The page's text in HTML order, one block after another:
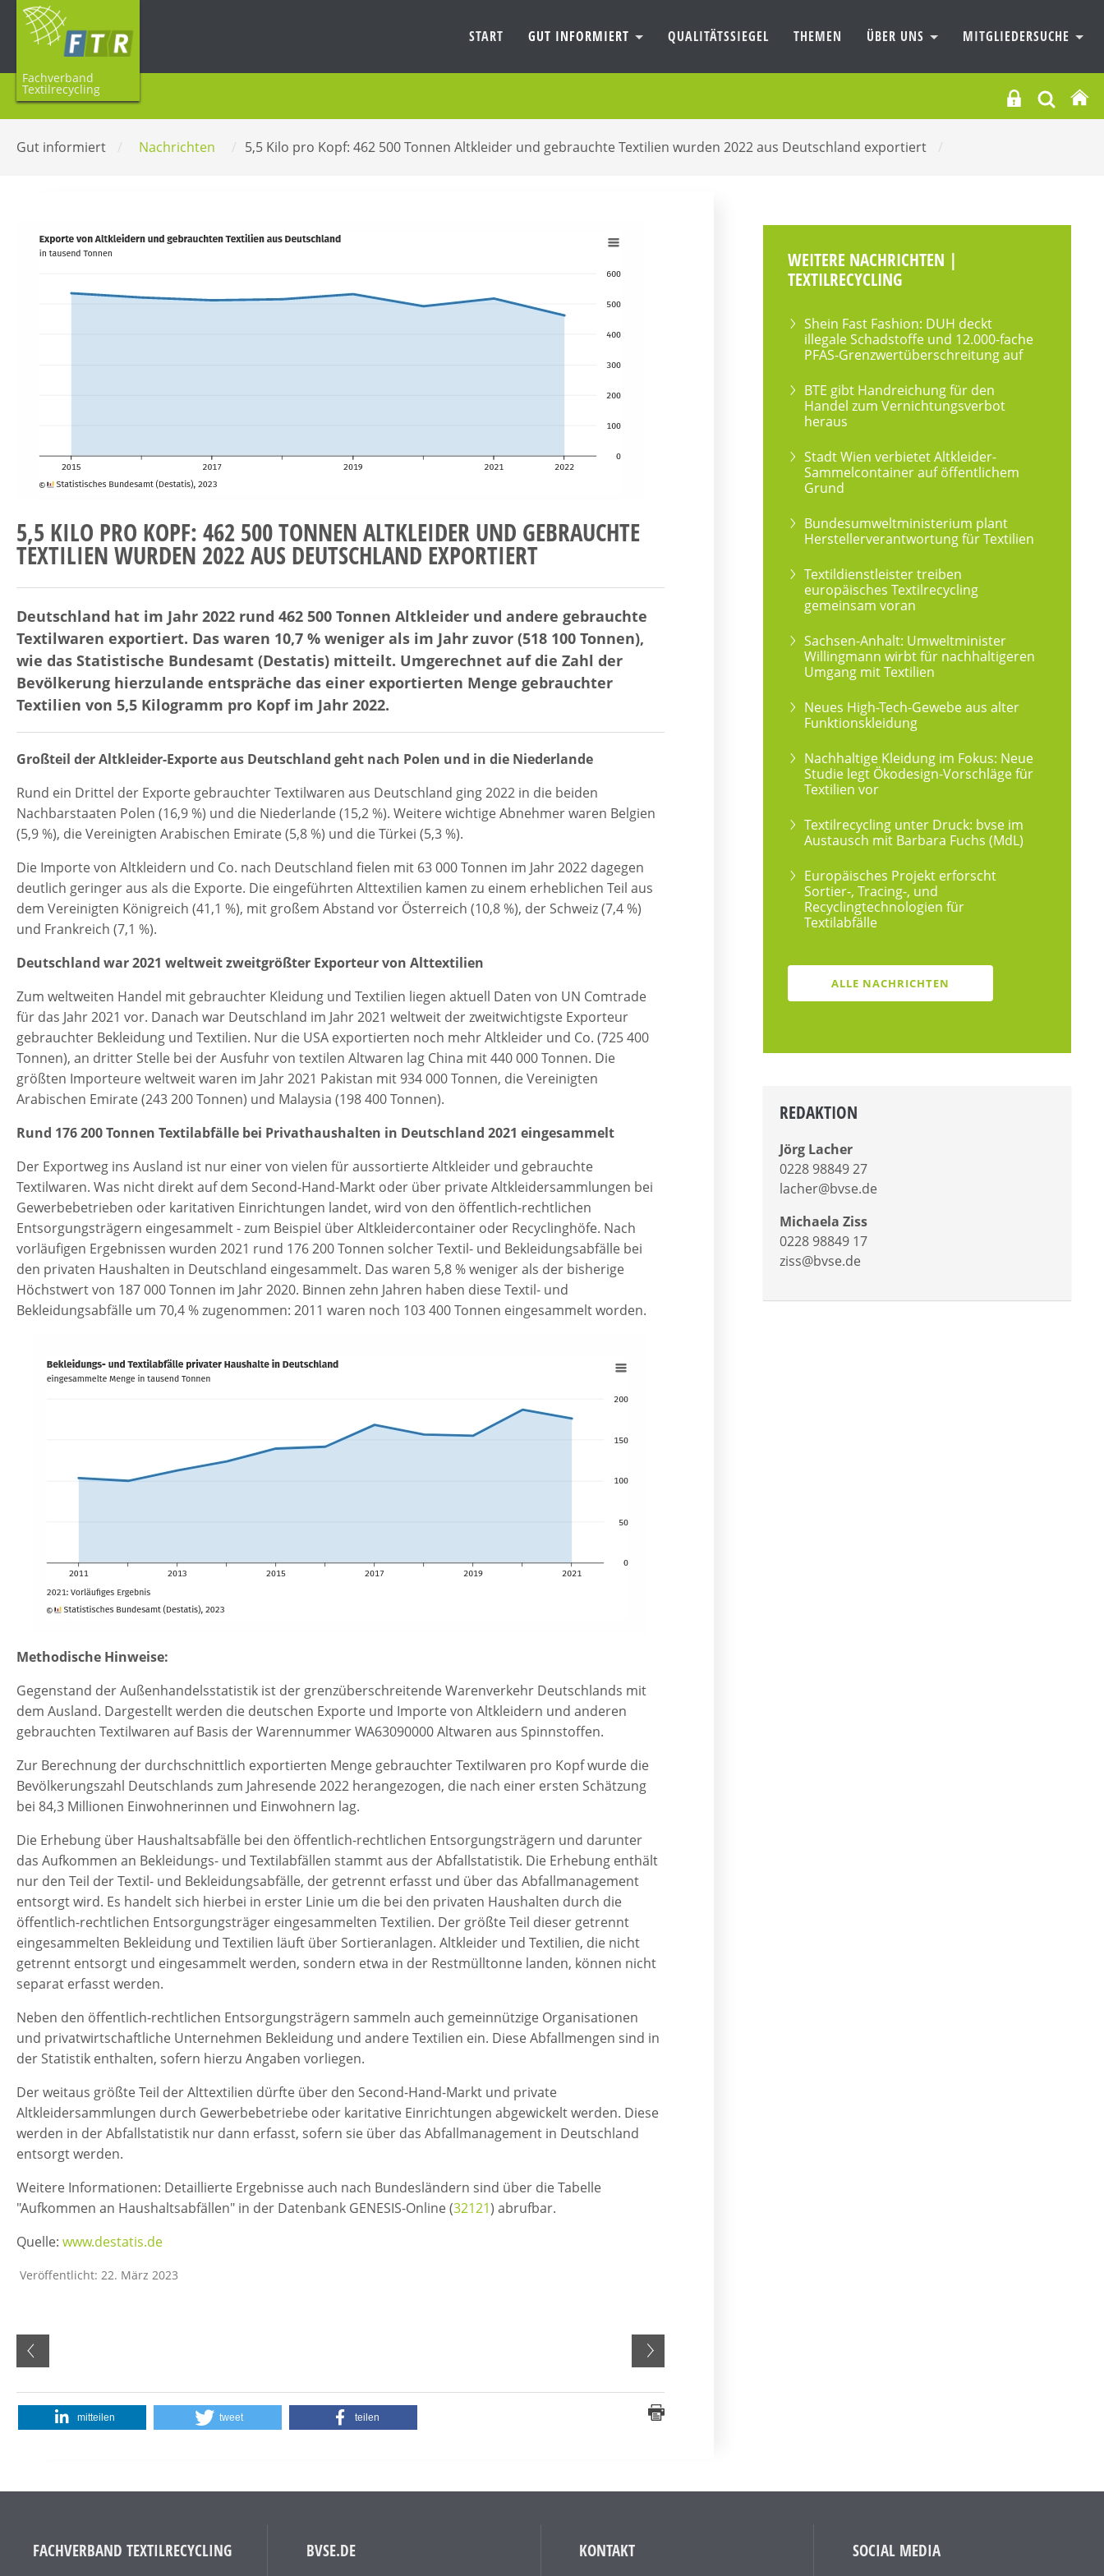
Fachverband
Textilrecycling
START GUT INFORMIERT QUALITÄTSSIEGEL THEMEN ÜBER UNS MITGLIEDERSUCHE
Gut informiert / Nachrichten / 5,5 Kilo pro Kopf: 462 500 Tonnen Altkleider und gebrauchte Textilien wurden 2022 aus Deutschland exportiert /
5,5 KILO PRO KOPF: 462 500 TONNEN ALTKLEIDER UND GEBRAUCHTE
TEXTILIEN WURDEN 2022 AUS DEUTSCHLAND EXPORTIERT
Deutschland hat im Jahr 2022 rund 462 500 Tonnen Altkleider und andere gebrauchte
Textilwaren exportiert. Das waren 10,7 % weniger als im Jahr zuvor (518 100 Tonnen),
wie das Statistische Bundesamt (Destatis) mitteilt. Umgerechnet auf die Zahl der
Bevölkerung hierzulande entspräche das einer exportierten Menge gebrauchter
Textilien von 5,5 Kilogramm pro Kopf im Jahr 2022.
Großteil der Altkleider-Exporte aus Deutschland geht nach Polen und in die Niederlande
Rund ein Drittel der Exporte gebrauchter Textilwaren aus Deutschland ging 2022 in die beiden
Nachbarstaaten Polen (16,9 %) und die Niederlande (15,2 %). Weitere wichtige Abnehmer waren Belgien
(5,9 %), die Vereinigten Arabischen Emirate (5,8 %) und die Türkei (5,3 %).
Die Importe von Altkleidern und Co. nach Deutschland fielen mit 63 000 Tonnen im Jahr 2022 dagegen
deutlich geringer aus als die Exporte. Die eingeführten Alttextilien kamen zu einem erheblichen Teil aus
dem Vereinigten Königreich (41,1 %), mit großem Abstand vor Österreich (10,8 %), der Schweiz (7,4 %)
und Frankreich (7,1 %).
Deutschland war 2021 weltweit zweitgrößter Exporteur von Alttextilien
Zum weltweiten Handel mit gebrauchter Kleidung und Textilien liegen aktuell Daten von UN Comtrade
für das Jahr 2021 vor. Danach war Deutschland im Jahr 2021 weltweit der zweitwichtigste Exporteur
gebrauchter Bekleidung und Textilien. Nur die USA exportierten noch mehr Altkleider und Co. (725 400
Tonnen), an dritter Stelle bei der Ausfuhr von textilen Altwaren lag China mit 440 000 Tonnen. Die
größten Importeure weltweit waren im Jahr 2021 Pakistan mit 934 000 Tonnen, die Vereinigten
Arabischen Emirate (243 200 Tonnen) und Malaysia (198 400 Tonnen).
Rund 176 200 Tonnen Textilabfälle bei Privathaushalten in Deutschland 2021 eingesammelt
Der Exportweg ins Ausland ist nur einer von vielen für aussortierte Altkleider und gebrauchte
Textilwaren. Was nicht direkt auf dem Second-Hand-Markt oder über private Altkleidersammlungen bei
Gewerbebetrieben oder karitativen Einrichtungen landet, wird von den öffentlich-rechtlichen
Entsorgungsträgern eingesammelt - zum Beispiel über Altkleidercontainer oder Recyclinghöfe. Nach
vorläufigen Ergebnissen wurden 2021 rund 176 200 Tonnen solcher Textil- und Bekleidungsabfälle bei
den privaten Haushalten in Deutschland eingesammelt. Das waren 5,8 % weniger als der bisherige
Höchstwert von 187 000 Tonnen im Jahr 2020. Binnen zehn Jahren haben diese Textil- und
Bekleidungsabfälle um 70,4 % zugenommen: 2011 waren noch 103 400 Tonnen eingesammelt worden.
Methodische Hinweise:
Gegenstand der Außenhandelsstatistik ist der grenzüberschreitende Warenverkehr Deutschlands mit
dem Ausland. Dargestellt werden die deutschen Exporte und Importe von Altkleidern und anderen
gebrauchten Textilwaren auf Basis der Warennummer WA63090000 Altwaren aus Spinnstoffen.
Zur Berechnung der durchschnittlich exportierten Menge gebrauchter Textilwaren pro Kopf wurde die
Bevölkerungszahl Deutschlands zum Jahresende 2022 herangezogen, die nach einer ersten Schätzung
bei 84,3 Millionen Einwohnerinnen und Einwohnern lag.
Die Erhebung über Haushaltsabfälle bei den öffentlich-rechtlichen Entsorgungsträgern und darunter
das Aufkommen an Bekleidungs- und Textilabfällen stammt aus der Abfallstatistik. Die Erhebung enthält
nur den Teil der Textil- und Bekleidungsabfälle, der getrennt erfasst und über das Abfallmanagement
entsorgt wird. Es handelt sich hierbei in erster Linie um die bei den privaten Haushalten durch die
öffentlich-rechtlichen Entsorgungsträger eingesammelten Textilien. Der größte Teil dieser getrennt
eingesammelten Bekleidung und Textilien läuft über Sortieranlagen. Altkleider und Textilien, die nicht
getrennt entsorgt und eingesammelt werden, sondern etwa in der Restmülltonne landen, können nicht
separat erfasst werden.
Neben den öffentlich-rechtlichen Entsorgungsträgern sammeln auch gemeinnützige Organisationen
und privatwirtschaftliche Unternehmen Bekleidung und andere Textilien ein. Diese Abfallmengen sind in
der Statistik enthalten, sofern hierzu Angaben vorliegen.
Der weitaus größte Teil der Alttextilien dürfte über den Second-Hand-Markt und private
Altkleidersammlungen durch Gewerbebetriebe oder karitative Einrichtungen abgewickelt werden. Diese
werden in der Abfallstatistik nur dann erfasst, sofern sie über das Abfallmanagement in Deutschland
entsorgt werden.
Weitere Informationen: Detaillierte Ergebnisse auch nach Bundesländern sind über die Tabelle
"Aufkommen an Haushaltsabfällen" in der Datenbank GENESIS-Online (32121) abrufbar.
Quelle: www.destatis.de
Veröffentlicht: 22. März 2023
mitteilen tweet teilen
WEITERE NACHRICHTEN |
TEXTILRECYCLING
Shein Fast Fashion: DUH deckt
illegale Schadstoffe und 12.000-fache
PFAS-Grenzwertüberschreitung auf
BTE gibt Handreichung für den
Handel zum Vernichtungsverbot
heraus
Stadt Wien verbietet Altkleider-
Sammelcontainer auf öffentlichem
Grund
Bundesumweltministerium plant
Herstellerverantwortung für Textilien
Textildienstleister treiben
europäisches Textilrecycling
gemeinsam voran
Sachsen-Anhalt: Umweltminister
Willingmann wirbt für nachhaltigeren
Umgang mit Textilien
Neues High-Tech-Gewebe aus alter
Funktionskleidung
Nachhaltige Kleidung im Fokus: Neue
Studie legt Ökodesign-Vorschläge für
Textilien vor
Textilrecycling unter Druck: bvse im
Austausch mit Barbara Fuchs (MdL)
Europäisches Projekt erforscht
Sortier-, Tracing-, und
Recyclingtechnologien für
Textilabfälle
ALLE NACHRICHTEN
REDAKTION
Jörg Lacher
0228 98849 27
lacher@bvse.de
Michaela Ziss
0228 98849 17
ziss@bvse.de
FACHVERBAND TEXTILRECYCLING BVSE.DE KONTAKT SOCIAL MEDIA